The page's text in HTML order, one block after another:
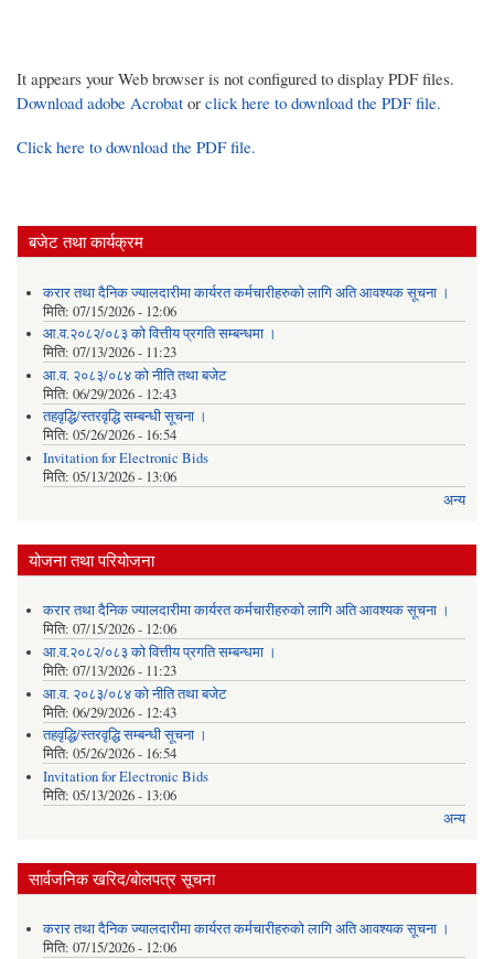
It appears your Web browser is not configured to display PDF files.
Download adobe Acrobat or click here to download the PDF file.
Click here to download the PDF file.
बजेट तथा कार्यक्रम
करार तथा दैनिक ज्यालदारीमा कार्यरत कर्मचारीहरुको लागि अति आवश्यक सूचना ।
मिति: 07/15/2026 - 12:06
आ.व.२०८२/०८३ को वित्तीय प्रगति सम्बन्धमा ।
मिति: 07/13/2026 - 11:23
आ.व. २०८३/०८४ को नीति तथा बजेट
मिति: 06/29/2026 - 12:43
तहवृद्धि/स्तरवृद्धि सम्बन्धी सूचना ।
मिति: 05/26/2026 - 16:54
Invitation for Electronic Bids
मिति: 05/13/2026 - 13:06
अन्य
योजना तथा परियोजना
करार तथा दैनिक ज्यालदारीमा कार्यरत कर्मचारीहरुको लागि अति आवश्यक सूचना ।
मिति: 07/15/2026 - 12:06
आ.व.२०८२/०८३ को वित्तीय प्रगति सम्बन्धमा ।
मिति: 07/13/2026 - 11:23
आ.व. २०८३/०८४ को नीति तथा बजेट
मिति: 06/29/2026 - 12:43
तहवृद्धि/स्तरवृद्धि सम्बन्धी सूचना ।
मिति: 05/26/2026 - 16:54
Invitation for Electronic Bids
मिति: 05/13/2026 - 13:06
अन्य
सार्वजनिक खरिद/बोलपत्र सूचना
करार तथा दैनिक ज्यालदारीमा कार्यरत कर्मचारीहरुको लागि अति आवश्यक सूचना ।
मिति: 07/15/2026 - 12:06